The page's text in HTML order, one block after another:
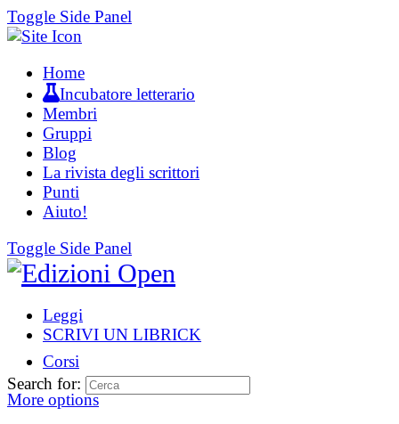
Toggle Side Panel
Home
Incubatore letterario
Membri
Gruppi
Blog
La rivista degli scrittori
Punti
Aiuto!
Toggle Side Panel
Leggi
SCRIVI UN LIBRICK
Corsi
More options
Search for: